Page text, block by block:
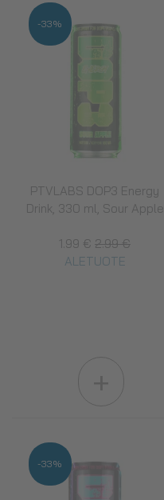
PTVLABS DOP3 Energy
Drink, 330 ml, Sour Apple
1.99 € 2.99 €
ALETUOTE
-33%
-33%